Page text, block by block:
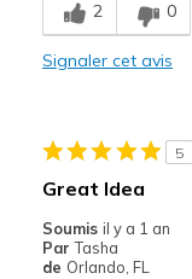
2 0
Signaler cet avis
5
Great Idea
Soumis il y a 1 an
Par Tasha
de Orlando, FL